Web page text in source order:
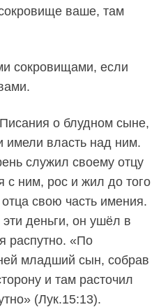
ваше, там
сокровищами, если
о блудном сыне,
имели власть над ним.
служил своему отцу
с ним, рос и жил до того
свою часть имения.
деньги, он ушёл в
распутно. «По
младший сын, собрав
и там расточил
(Лук.15:13).